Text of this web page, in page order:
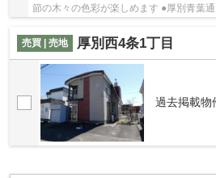
節の木々の色彩が楽しめます ●厚別青葉
て解放感有り ●建築条件無し(建築条件が
売買 | 売地
厚別西4条1丁目
過去掲載物